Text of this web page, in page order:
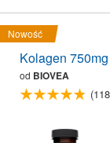
Nowość
Kolagen
od BIOVEA